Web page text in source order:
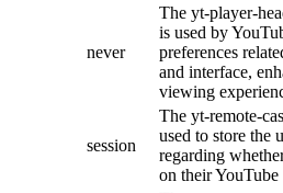
never
The yt-player-
is used by
preferences
and interface,
viewing
session
The yt-remote-
used to store the
regarding
on their